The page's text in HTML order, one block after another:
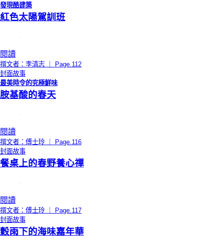
發現酷建築
紅色太陽駕訓班
閱讀
撰文者：李清志 ｜ Page.112
封面故事
最美時令的究極鮮味
胺基酸的春天
閱讀
撰文者：傅士玲 ｜ Page.116
封面故事
餐桌上的春野養心禪
閱讀
撰文者：傅士玲 ｜ Page.117
封面故事
穀雨下的海味嘉年華